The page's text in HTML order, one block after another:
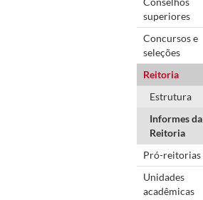
superiores
Concursos e
seleções
Reitoria
Estrutura
Informes da
Reitoria
Pró-reitorias
Unidades
acadêmicas